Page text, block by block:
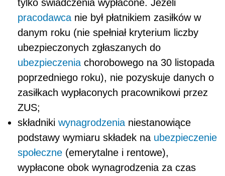
tylko świadczenia wypłacone. Jeżeli
pracodawca nie był płatnikiem zasiłków w
danym roku (nie spełniał kryterium liczby
ubezpieczonych zgłaszanych do
ubezpieczenia chorobowego na 30 listopada
poprzedniego roku), nie pozyskuje danych o
zasiłkach wypłaconych pracownikowi przez
ZUS;
składniki wynagrodzenia niestanowiące
podstawy wymiaru składek na ubezpieczenie
społeczne (emerytalne i rentowe),
wypłacone obok wynagrodzenia za czas